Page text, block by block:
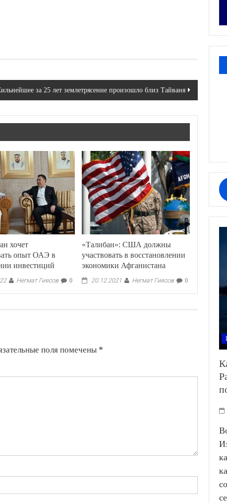
за 25 лет землетрясение произошло близ Тайваня
хочет
опыт ОАЭ в
инвестиций
Негмат Гиясов 0
«Талибан»: США должны
участвовать в восстановлении
экономики Афганистана
20.12.2021 Негмат Гиясов 0
поля помечены *